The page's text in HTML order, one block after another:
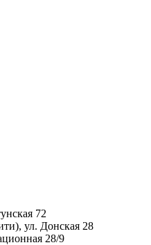
72
ул. Донская 28
28/9